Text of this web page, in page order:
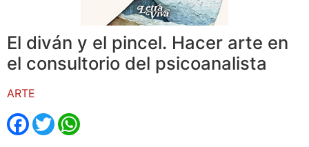
El diván y el pincel. Hacer arte en
el consultorio del psicoanalista
ARTE
Facebook
Twitter